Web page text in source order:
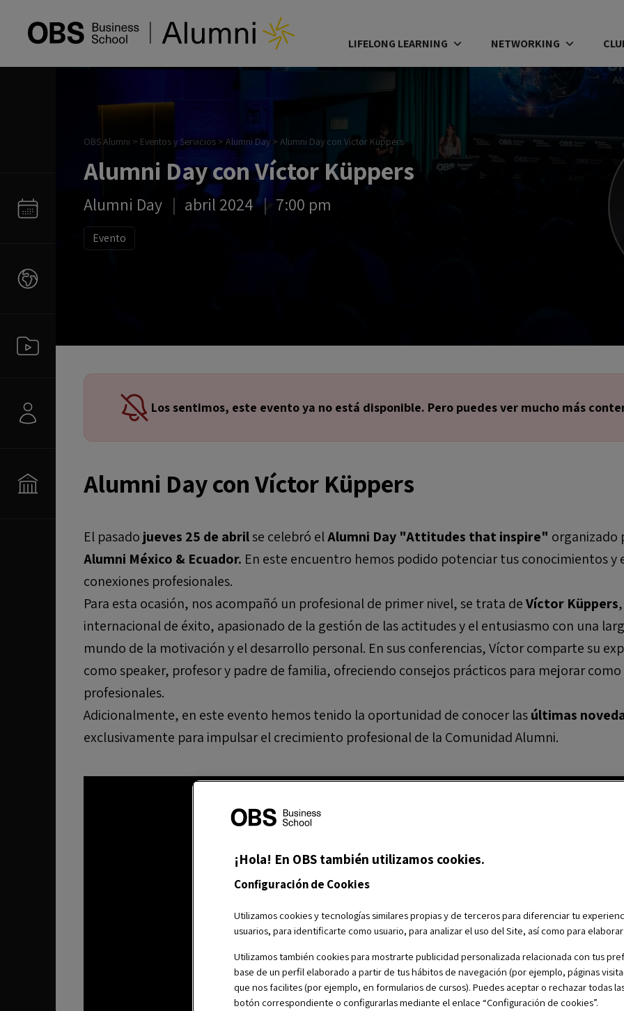
LIFELONG LEARNING NETWORKING
OBS Alumni > Eventos y Servicios>Alumni Day> Alumni Day con Víctor Küppers
Alumni Day con Víctor Küppers
Alumni Day abril 2024 7:00 pm
Evento
Los sentimos, este evento ya no está disponible. Pero puedes ver mucho más
Alumni Day con Víctor Küppers
El pasado jueves 25 de abrilse celebró elAlumni Day "Attitudes that inspire" organizado
Alumni México & Ecuador. En este encuentro hemos podido potenciar tus conocimientos y
conexiones profesionales.
Para esta ocasión, nos acompañó un profesional de primer nivel, se trata deVíctor Küppers
internacional de éxito, apasionado de la gestión de las actitudes y el entusiasmo con una
mundo de la motivación y el desarrollo personal. En sus conferencias, Víctor comparte su
como speaker, profesor y padre de familia, ofreciendo consejos prácticos para mejorar como
profesionales.
Adicionalmente, en este evento hemos tenido la oportunidad de conocer lasúltimas
exclusivamente para impulsar el crecimiento profesional de la Comunidad Alumni.
¡Hola! En OBS también utilizamos cookies.
Configuración de Cookies
Utilizamos cookies y tecnologías similares propias y de terceros para diferenciar tu
usuarios, para identificarte como usuario, para analizar el uso del Site, así como para
Utilizamos también cookies para mostrarte publicidad personalizada relacionada con tus
base de un perfil elaborado a partir de tus hábitos de navegación (por ejemplo, páginas
que nos facilites (por ejemplo, en formularios de cursos). Puedes aceptar o rechazar todas
botón correspondiente o configurarlas mediante el enlace “Configuración de cookies”.